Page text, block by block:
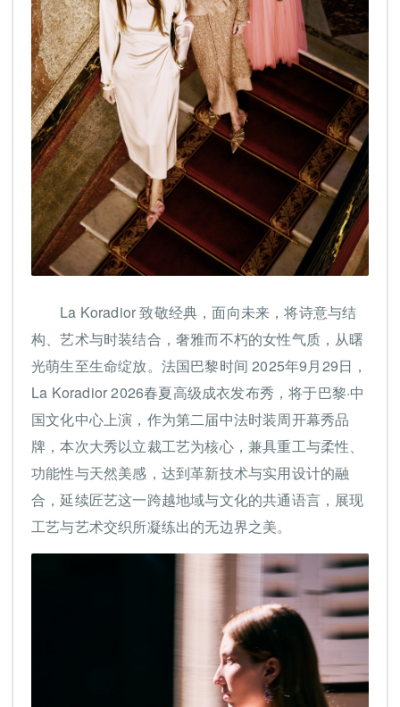
La Koradior 致敬经典，面向未来，将诗意与结
构、艺术与时装结合，奢雅而不朽的女性气质，从曙
光萌生至生命绽放。法国巴黎时间 2025年9月29日，
La Koradior 2026春夏高级成衣发布秀，将于巴黎·中
国文化中心上演，作为第二届中法时装周开幕秀品
牌，本次大秀以立裁工艺为核心，兼具重工与柔性、
功能性与天然美感，达到革新技术与实用设计的融
合，延续匠艺这一跨越地域与文化的共通语言，展现
工艺与艺术交织所凝练出的无边界之美。